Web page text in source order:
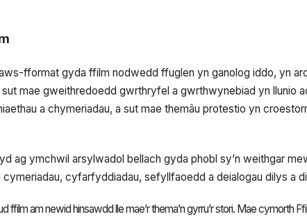
fformat gyda ffilm nodwedd ffuglen yn ganolog iddo, yn
mae gweithredoedd gwrthryfel a gwrthwynebiad yn llunio
a chymeriadau, a sut mae themâu protestio yn
ag ymchwil arsylwadol bellach gyda phobl sy’n weithgar
cymeriadau, cyfarfyddiadau, sefyllfaoedd a deialogau dilys a
ffilm am newid hinsawdd lle mae’r thema’n gyrru’r stori. Mae cymorth